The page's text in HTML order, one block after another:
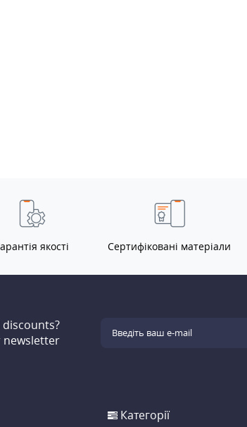
якості Сертифіковані матеріали
newsletter
Категорії